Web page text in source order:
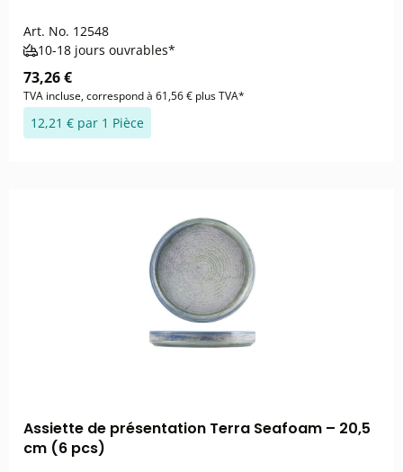
Art. No. 12548
10-18 jours ouvrables*
73,26 €
TVA incluse, correspond à 61,56 € plus TVA*
12,21 € par 1 Pièce
Assiette de présentation Terra Seafoam – 20,5
cm (6 pcs)